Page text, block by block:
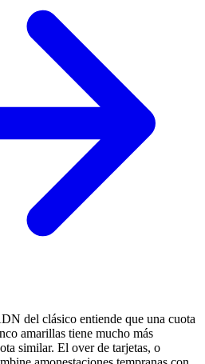
del clásico entiende que una cuota
amarillas tiene mucho más
similar. El over de tarjetas, o